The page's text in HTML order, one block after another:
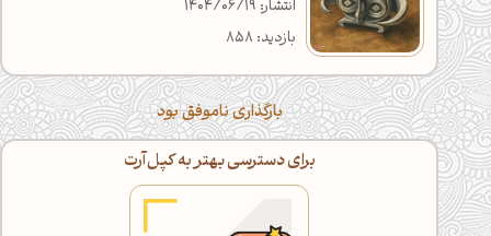
انتشار: 1404/06/19
بازدید: 858
بارگذاری ناموفق بود
برای دسترسی بهتر به کپل‌آرت